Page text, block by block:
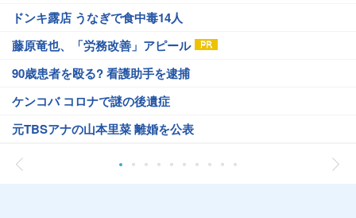
ドンキ露店 うなぎで食中毒14人
藤原竜也、「労務改善」アピール
90歳患者を殴る? 看護助手を逮捕
ケンコバ コロナで謎の後遺症
元TBSアナの山本里菜 離婚を公表